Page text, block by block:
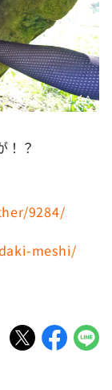
©️スカイＡ
！？
9284/
meshi/